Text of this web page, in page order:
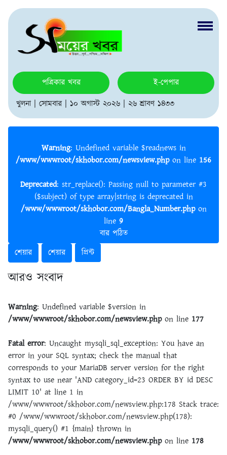
পত্রিকার খবর
ই-পেপার
খুলনা | সোমবার | ১০ অগাস্ট ২০২৬ | ২৬ শ্রাবণ ১৪৩৩
Warning : Undefined variable $readnews in
/www/wwwroot/skhobor.com/newsview.phpon line 156
Deprecated: str_replace(): Passing null to parameter #3
($subject) of type array|string is deprecated in
/www/wwwroot/skhobor.com/Bangla_Number.phpon
line 9
বার পঠিত
শেয়ার
শেয়ার প্রিন্ট
আরও সংবাদ
Warning: Undefined variable $version in
/www/wwwroot/skhobor.com/newsview.phpon line 177
Fatal error: Uncaught mysqli_sql_exception: You have an
error in your SQL syntax; check the manual that
corresponds to your MariaDB server version for the right
syntax to use near 'AND category_id=23 ORDER BY id DESC
LIMIT 10' at line 1 in
/www/wwwroot/skhobor.com/newsview.php:178 Stack trace:
#0 /www/wwwroot/skhobor.com/newsview.php(178):
mysqli_query() #1 {main} thrown in
/www/wwwroot/skhobor.com/newsview.phpon line 178